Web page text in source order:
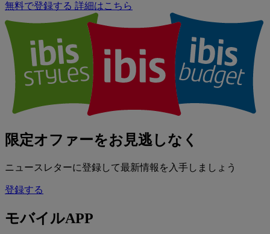
無料で登録する 詳細はこちら
限定オファーをお見逃しなく
ニュースレターに登録して最新情報を入手しましょう
登録する
モバイルAPP